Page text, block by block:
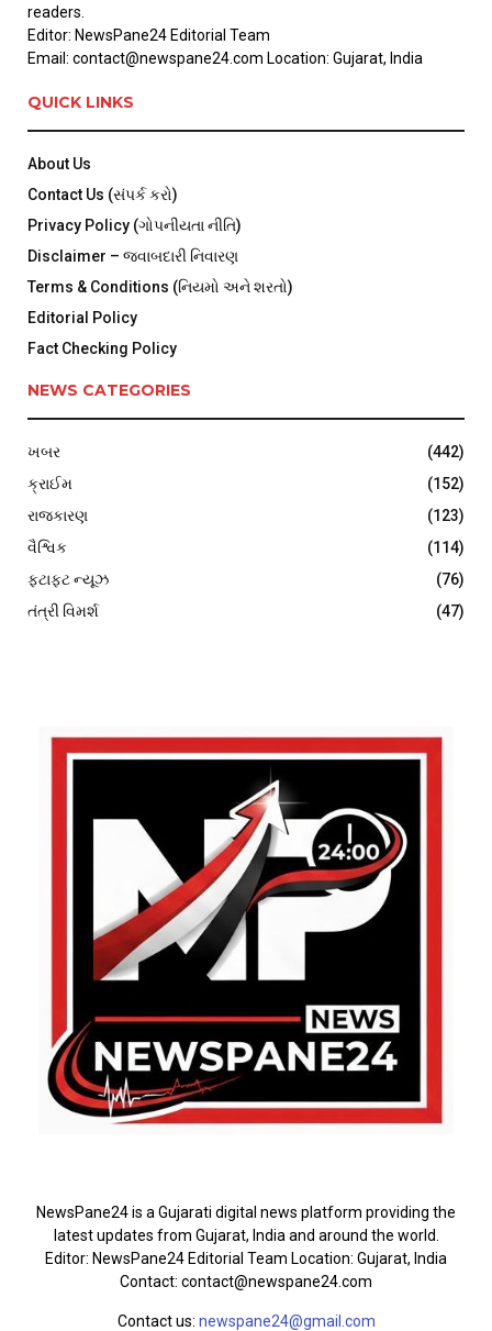
readers.
Editor: NewsPane24 Editorial Team
Email: contact@newspane24.com Location: Gujarat, India
QUICK LINKS
About Us
Contact Us (સંપર્ક કરો)
Privacy Policy (ગોપનીયતા નીતિ)
Disclaimer – જવાબદારી નિવારણ
Terms & Conditions (નિયમો અને શરતો)
Editorial Policy
Fact Checking Policy
NEWS CATEGORIES
ખબર
(442)
ક્રાઈમ
(152)
રાજકારણ
(123)
વૈશ્વિક
(114)
ફટાફટ ન્યૂઝ
(76)
તંત્રી વિમર્શ
(47)
NewsPane24 is a Gujarati digital news platform providing the
latest updates from Gujarat, India and around the world.
Editor: NewsPane24 Editorial Team Location: Gujarat, India
Contact: contact@newspane24.com
Contact us: newspane24@gmail.com